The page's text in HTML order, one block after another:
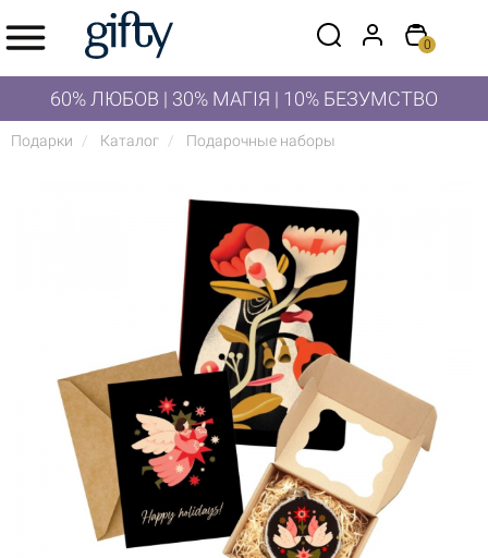
0
60% ЛЮБОВ | 30% МАГІЯ | 10% БЕЗУМСТВО
Подарки Каталог Подарочные наборы